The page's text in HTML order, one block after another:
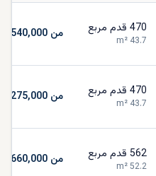
470 قدم مربع
43.7 من AED 1,540,000
470 قدم مربع
43.7 من AED 1,275,000
562 قدم مربع
52.2 من AED 1,660,000